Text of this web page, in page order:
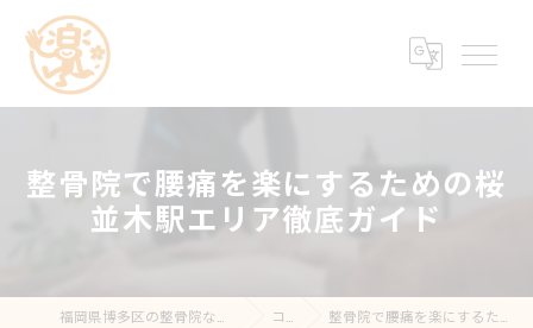
整骨院で腰痛を楽にするための桜
並木駅エリア徹底ガイド
コラム 整骨院で腰痛を楽にするための桜並木駅エリア徹底ガイド